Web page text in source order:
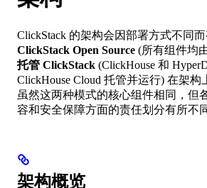
ClickStack 的架构会因部署方式不同而
ClickStack Open Source (所有组件均
托管 ClickStack (ClickHouse 和
ClickHouse Cloud 托管并运行) 在架构
虽然这两种模式的核心组件相同，但
容和安全保障方面的责任划分有所不同
架构概览